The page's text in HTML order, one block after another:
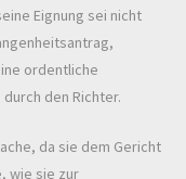
Eignung sei nicht
ordentliche
den Richter.
da sie dem Gericht
wie sie zur